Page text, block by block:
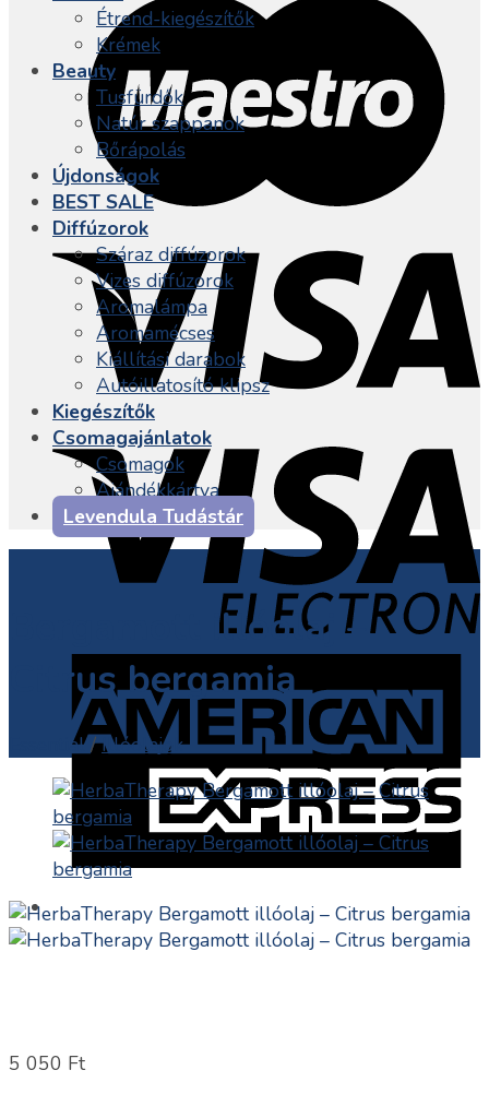
Étrend-kiegészítők
Krémek
Beauty
Tusfürdők
Natúr szappanok
Bőrápolás
Újdonságok
BEST SALE
Diffúzorok
Száraz diffúzorok
Vizes diffúzorok
Aromalámpa
Aromamécses
Kiállítási darabok
Autóillatosító klipsz
Kiegészítők
Csomagajánlatok
Csomagok
Ajándékkártya
Levendula Tudástár
Bergamott illóolaj –
Citrus bergamia
Essential / Illóolajok
5 050 Ft